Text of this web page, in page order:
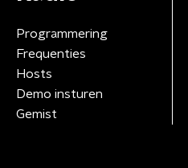
Programmering
Frequenties
Hosts
Demo insturen
Gemist